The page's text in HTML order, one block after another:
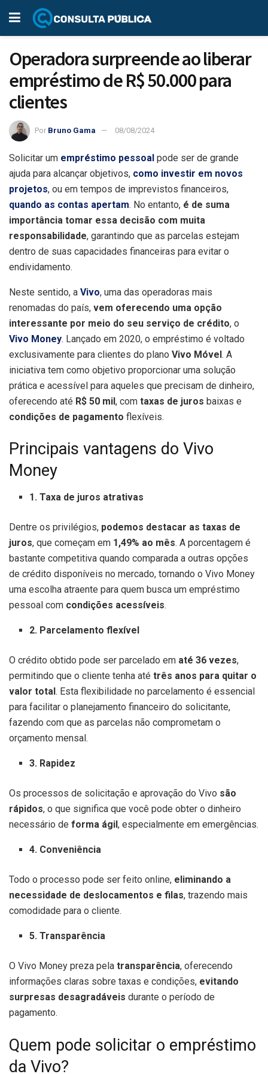
Operadora surpreende ao liberar
empréstimo de R$ 50.000 para
clientes
Por Bruno Gama 08/08/2024
Solicitar um empréstimo pessoal pode ser de grande
ajuda para alcançar objetivos, como investir em novos
projetos, ou em tempos de imprevistos financeiros,
quando as contas apertam. No entanto, é de suma
importância tomar essa decisão com muita
responsabilidade, garantindo que as parcelas estejam
dentro de suas capacidades financeiras para evitar o
endividamento.
Neste sentido, a Vivo, uma das operadoras mais
renomadas do país, vem oferecendo uma opção
interessante por meio do seu serviço de crédito, o
Vivo Money. Lançado em 2020, o empréstimo é voltado
exclusivamente para clientes do plano Vivo Móvel. A
iniciativa tem como objetivo proporcionar uma solução
prática e acessível para aqueles que precisam de dinheiro,
oferecendo até R$ 50 mil, com taxas de juros baixas e
condições de pagamento flexíveis.
Principais vantagens do Vivo
Money
1. Taxa de juros atrativas
Dentre os privilégios, podemos destacar as taxas de
juros, que começam em 1,49% ao mês. A porcentagem é
bastante competitiva quando comparada a outras opções
de crédito disponíveis no mercado, tornando o Vivo Money
uma escolha atraente para quem busca um empréstimo
pessoal com condições acessíveis.
2. Parcelamento flexível
O crédito obtido pode ser parcelado em até 36 vezes,
permitindo que o cliente tenha até três anos para quitar o
valor total. Esta flexibilidade no parcelamento é essencial
para facilitar o planejamento financeiro do solicitante,
fazendo com que as parcelas não comprometam o
orçamento mensal.
3. Rapidez
Os processos de solicitação e aprovação do Vivo são
rápidos, o que significa que você pode obter o dinheiro
necessário de forma ágil, especialmente em emergências.
4. Conveniência
Todo o processo pode ser feito online, eliminando a
necessidade de deslocamentos e filas, trazendo mais
comodidade para o cliente.
5. Transparência
O Vivo Money preza pela transparência, oferecendo
informações claras sobre taxas e condições, evitando
surpresas desagradáveis durante o período de
pagamento.
Quem pode solicitar o empréstimo
da Vivo?